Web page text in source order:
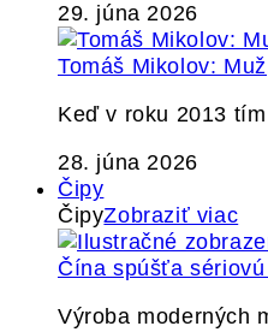
29. júna 2026
Tomáš Mikolov:
Keď v roku 2013
28. júna 2026
Čipy
ČipyZobraziť viac
Čína spúšťa
Výroba moderných